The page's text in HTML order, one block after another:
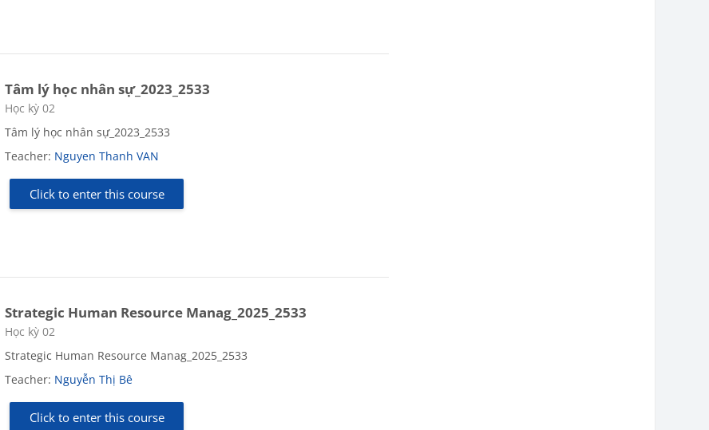
Tâm lý học nhân sự_2023_2533
Course category
Học kỳ 02
Tâm lý học nhân sự_2023_2533
Teacher: Nguyen Thanh VAN
Click to enter this course
Strategic Human Resource Manag_2025_2533
Course category
Học kỳ 02
Strategic Human Resource Manag_2025_2533
Teacher: Nguyễn Thị Bê
Click to enter this course